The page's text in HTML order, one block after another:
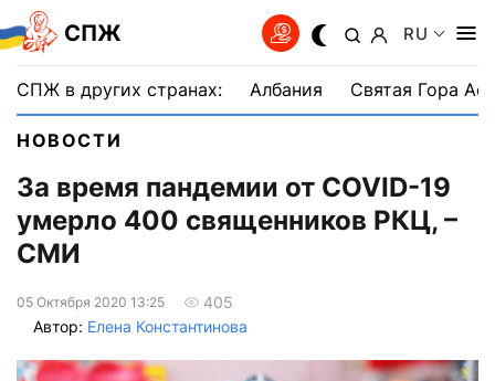
СПЖ RU
СПЖ в других странах: Албания Святая Гора
НОВОСТИ
За время пандемии от COVID-19
умерло 400 священников РКЦ, –
СМИ
05 Октября 2020 13:25
405
Автор: Елена Константинова